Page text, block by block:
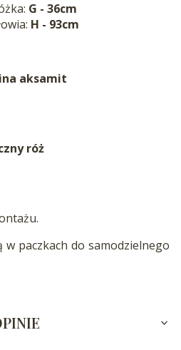
G - 36cm
H - 93cm
aksamit
róż
w paczkach do samodzielnego